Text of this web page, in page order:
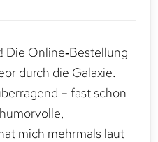
Online‑Bestellung
durch die Galaxie.
– fast schon
mich mehrmals laut